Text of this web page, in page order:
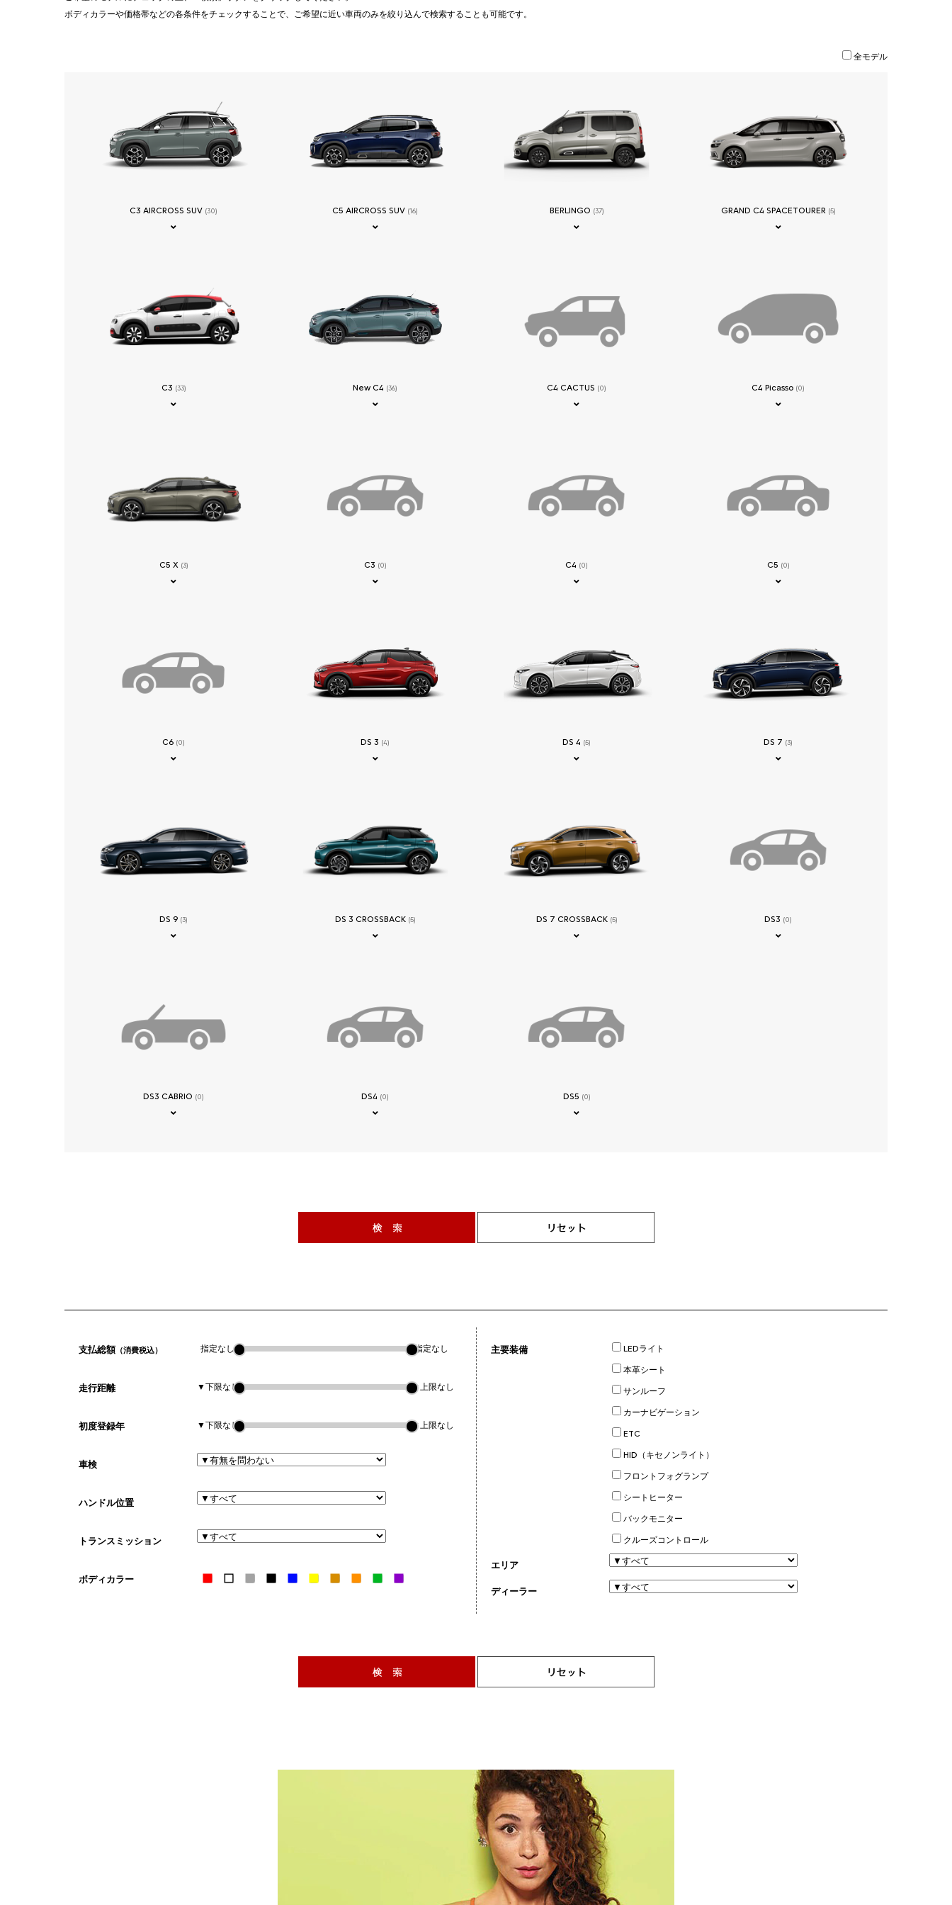
ボディカラーや価格帯などの各条件をチェックすることで、ご希望に近い車両のみを絞り込んで検索することも可能です。
全モデル
C3 AIRCROSS SUV (30) C5 AIRCROSS SUV (16) BERLINGO (37) GRAND C4 SPACETOURER (5)
C3 (33) New C4 (36) C4 CACTUS (0) C4 Picasso (0)
C5 X (3) C3 (0) C4 (0) C5 (0)
C6 (0) DS 3 (4) DS 4 (5) DS 7 (3)
DS 9 (3) DS 3 CROSSBACK (5) DS 7 CROSSBACK (5) DS3 (0)
DS3 CABRIO (0) DS4 (0) DS5 (0)
支払総額 （消費税込） 指定なし 指定なし
走行距離 ▼下限なし ▼上限なし
初度登録年 ▼下限なし ▼上限なし
車検
ハンドル位置
トランスミッション
ボディカラー
主要装備 LEDライト
本革シート
サンルーフ
カーナビゲーション
ETC
HID（キセノンライト）
フロントフォグランプ
シートヒーター
バックモニター
クルーズコントロール
エリア
ディーラー